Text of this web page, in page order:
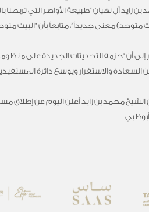
زايد آل نهيان “طبيعة الأواصر التي
متوحد) معنى جديداً”، متابعاً بأن
إلى أن “حزمة التحديثات الجديدة على
السعادة والاستقرار ويوسع دائرة
الشيخ محمد بن زايد أعلن اليوم عن إطلاق